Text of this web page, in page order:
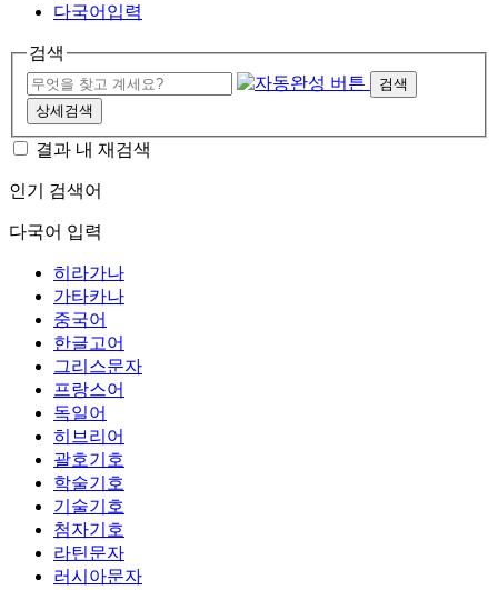
다국어입력
검색
검색
상세검색
결과 내 재검색
인기 검색어
다국어 입력
히라가나
가타카나
중국어
한글고어
그리스문자
프랑스어
독일어
히브리어
괄호기호
학술기호
기술기호
첨자기호
라틴문자
러시아문자